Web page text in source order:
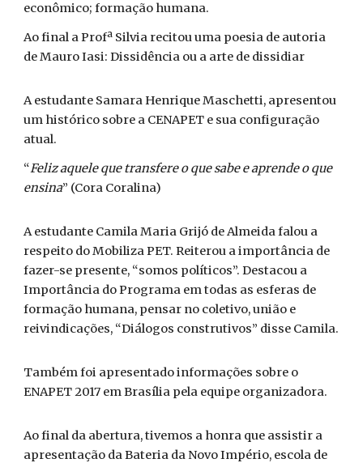
econômico; formação humana.
Ao final a Profª Silvia recitou uma poesia de autoria
de Mauro Iasi: Dissidência ou a arte de dissidiar
A estudante Samara Henrique Maschetti, apresentou
um histórico sobre a CENAPET e sua configuração
atual.
“Feliz aquele que transfere o que sabe e aprende o que
ensina” (Cora Coralina)
A estudante Camila Maria Grijó de Almeida falou a
respeito do Mobiliza PET. Reiterou a importância de
fazer-se presente, “somos políticos”. Destacou a
Importância do Programa em todas as esferas de
formação humana, pensar no coletivo, união e
reivindicações, “Diálogos construtivos” disse Camila.
Também foi apresentado informações sobre o
ENAPET 2017 em Brasília pela equipe organizadora.
Ao final da abertura, tivemos a honra que assistir a
apresentação da Bateria da Novo Império, escola de